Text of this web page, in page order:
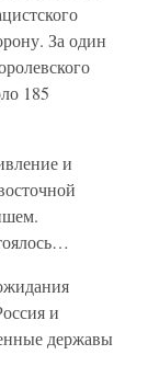
За один
185
и
и
державы